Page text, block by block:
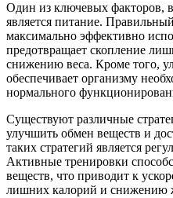
Один из ключевых факторов,
является питание.
максимально эффективно
предотвращает скопление
снижению веса. Кроме того,
обеспечивает организму
нормального
Существуют различные
улучшить обмен веществ и
таких стратегий является
Активные тренировки
веществ, что приводит к
лишних калорий и снижению